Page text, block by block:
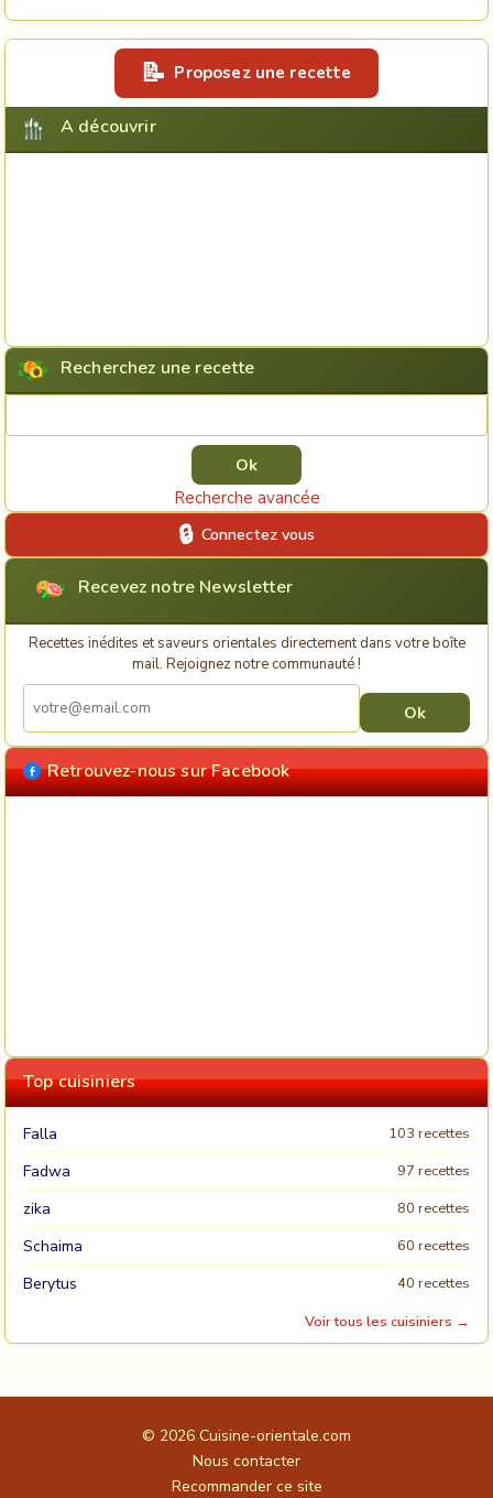
Proposez une recette
A découvrir
Recherchez une recette
Recherche avancée
Connectez vous
Recevez notre Newsletter
Recettes inédites et saveurs orientales directement dans votre boîte
mail. Rejoignez notre communauté !
Retrouvez-nous sur Facebook
Top cuisiniers
Falla 103 recettes
Fadwa 97 recettes
zika 80 recettes
Schaima 60 recettes
Berytus
40 recettes
Voir tous les cuisiniers →
© 2026 Cuisine-orientale.com
Nous contacter
Recommander ce site